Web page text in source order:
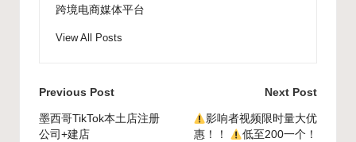
跨境电商媒体平台
View All Posts
Post
navigation
Previous Post
墨西哥TikTok本土店注册
公司+建店
Next Post
影响者视频限时量大优
惠！！
低至200一个！